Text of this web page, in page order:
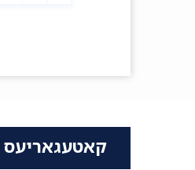
קאטעגאריעס